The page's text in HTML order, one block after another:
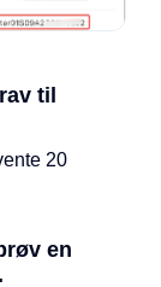
til
20
en